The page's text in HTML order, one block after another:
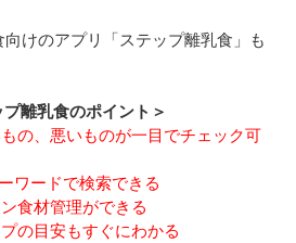
けのアプリ「ステップ離乳食」も
プ離乳食のポイント＞
の、悪いものが一目でチェック可
ワードで検索できる
食材管理ができる
の目安もすぐにわかる